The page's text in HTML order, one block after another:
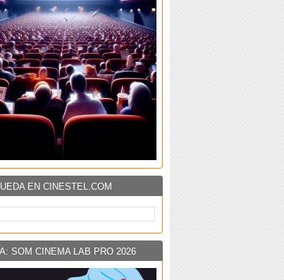
EN CINESTEL.COM
SOM CINEMA LAB PRO 2026